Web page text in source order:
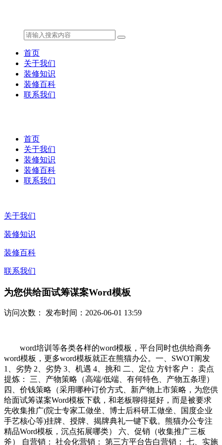
首页
关于我们
装修知识
装修百科
联系我们
首页
关于我们
装修知识
装修百科
联系我们
关于我们
装修知识
装修百科
联系我们
为您供给面试筹谋案Word模板
访问次数： 发布时间：2026-06-01 13:59
word培训等各类各样的word模板，平台同时也供给商务
word模板，更多word模板就正在熊猫办公。一、SWOT阐发
1、劣势 2、劣势 3、机遇 4、挑和 二、定位 方针客户： 卖点
提炼： 三、产物策略（高端/低端、有何特色、产物五条理）
四、价钱策略（采用哪种订价方式、新产物上市策略，为您供
给面试筹谋案Word模板下载，和老板聊得挺好，而是被要求
先收集推广(院士专家工做坐、博士后科研工做坐、国度企业
手艺核心等)挂牌、授牌、揭牌典礼一键下载。熊猫办公专注
精品Word模板，沉点拓展哪类） 六、促销（收集推广三板
斧） 自营销： 社会化营销： 第三方平台告白营销： 七、实施